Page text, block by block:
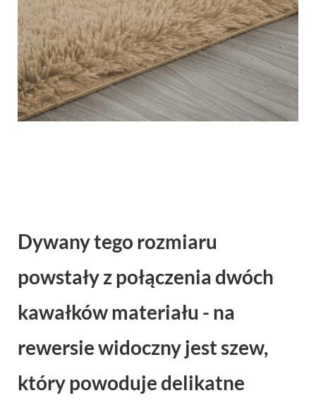
Dywany tego rozmiaru
powstały z połączenia dwóch
kawałków materiału - na
rewersie widoczny jest szew,
który powoduje delikatne